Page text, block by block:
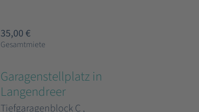
35,00 €
Gesamtmiete
Garagenstellplatz in
Langendreer
Tiefgaragenblock C ,